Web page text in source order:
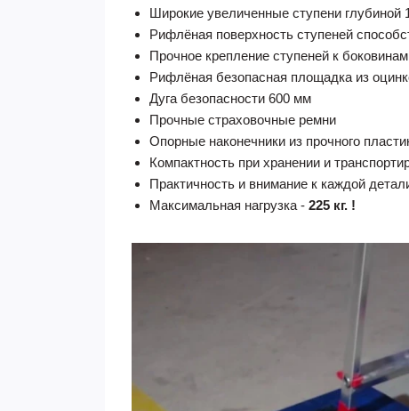
Широкие увеличенные ступени глубиной
Рифлёная поверхность ступеней
Прочное крепление ступеней к
Рифлёная безопасная площадка из
Дуга безопасности 600 мм
Прочные страховочные ремни
Опорные наконечники из прочного
Компактность при хранении и
Практичность и внимание к каждой
Максимальная нагрузка - 225 кг. !